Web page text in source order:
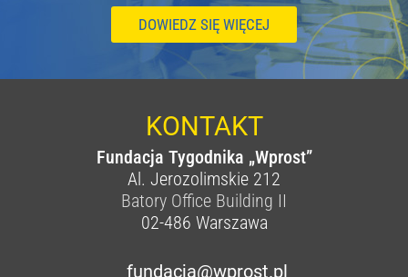
DOWIEDZ SIĘ WIĘCEJ
KONTAKT
Fundacja Tygodnika „Wprost”
Al. Jerozolimskie 212
Batory Office Building II
02-486 Warszawa
fundacja@wprost.pl